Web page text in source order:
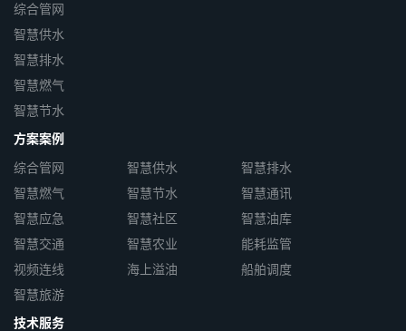
综合管网
智慧供水
智慧排水
智慧燃气
智慧节水
方案案例
综合管网
智慧供水
智慧排水
智慧燃气
智慧节水
智慧通讯
智慧应急
智慧社区
智慧油库
智慧交通
智慧农业
能耗监管
视频连线
海上溢油
船舶调度
智慧旅游
技术服务